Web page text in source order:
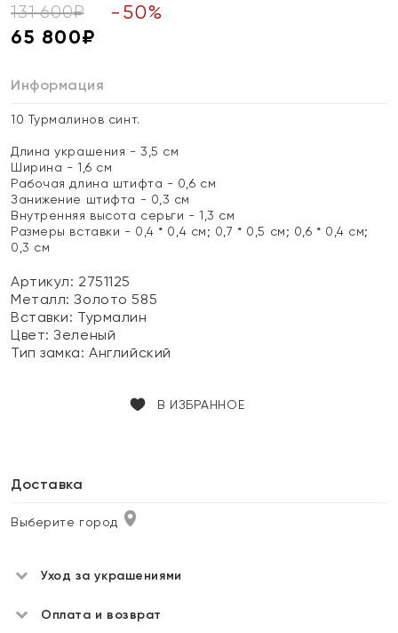
131 600₽ - 50%
65 800₽
Информация
10 Турмалинов синт.
Длина украшения - 3,5 см
Ширина - 1,6 см
Рабочая длина штифта - 0,6 см
Занижение штифта - 0,3 см
Внутренняя высота серьги - 1,3 см
Размеры вставки - 0,4 * 0,4 см; 0,7 * 0,5 см; 0,6 * 0,4 см;
0,3 см
Артикул: 2751125
Металл:Золото 585
Вставки: Турмалин
Цвет:Зеленый
Тип замка:Английский
В ИЗБРАННОЕ
Доставка
Выберите город
Уход за украшениями
Оплата и возврат